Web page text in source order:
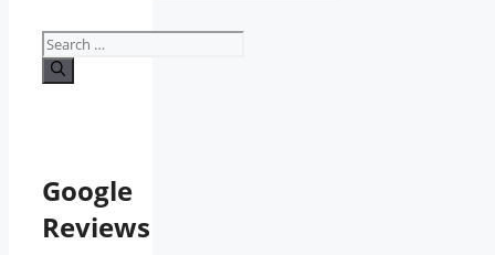
Google
Reviews